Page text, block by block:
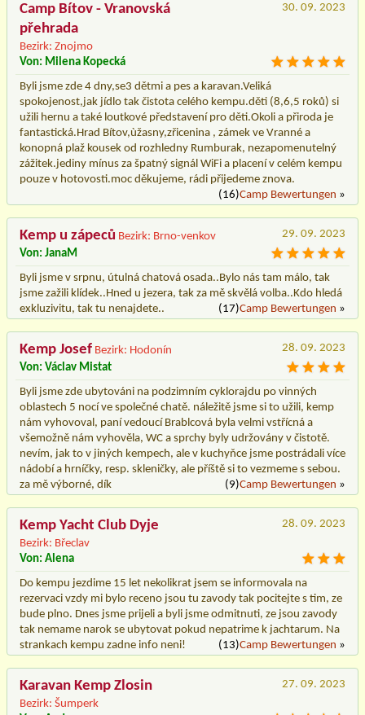
Camp Bítov - Vranovská
přehrada
Bezirk: Znojmo
30. 09. 2023
Von: Milena Kopecká
Byli jsme zde 4 dny,se3 dětmi a pes a karavan.Veliká
spokojenost,jak jídlo tak čistota celého kempu.děti (8,6,5 roků) si
užili hernu a také loutkové představení pro děti.Okoli a přiroda je
fantastická.Hrad Bítov,ùžasny,zřicenina , zámek ve Vranné a
konopná plaž kousek od rozhledny Rumburak, nezapomenutelný
zážitek.jediny mínus za špatný signál WiFi a placení v celém kempu
pouze v hotovosti.moc děkujeme, rádi přijedeme znova.
(16)Camp Bewertungen »
Kemp u zápeců Bezirk: Brno-venkov
29. 09. 2023
Von: JanaM
Byli jsme v srpnu, útulná chatová osada..Bylo nás tam málo, tak
jsme zažili klídek..Hned u jezera, tak za mě skvělá volba..Kdo hledá
exkluzivitu, tak tu nenajdete..
(17)Camp Bewertungen »
Kemp Josef Bezirk: Hodonín
28. 09. 2023
Von: Václav Mistat
Byli jsme zde ubytováni na podzimním cyklorajdu po vinných
oblastech 5 nocí ve společné chatě. náležitě jsme si to užili, kemp
nám vyhovoval, paní vedoucí Brablcová byla velmi vstřícná a
všemožně nám vyhověla, WC a sprchy byly udržovány v čistotě.
nevím, jak to v jiných kempech, ale v kuchyňce jsme postrádali více
nádobí a hrníčky, resp. skleničky, ale příště si to vezmeme s sebou.
za mě výborné, dík
(9)Camp Bewertungen »
Kemp Yacht Club Dyje
Bezirk: Břeclav
28. 09. 2023
Von: Alena
Do kempu jezdime 15 let nekolikrat jsem se informovala na
rezervaci vzdy mi bylo receno jsou tu zavody tak pocitejte s tim, ze
bude plno. Dnes jsme prijeli a byli jsme odmitnuti, ze jsou zavody
tak nemame narok se ubytovat pokud nepatrime k jachtarum. Na
strankach kempu zadne info neni!
(13)Camp Bewertungen »
Karavan Kemp Zlosin
Bezirk: Šumperk
27. 09. 2023